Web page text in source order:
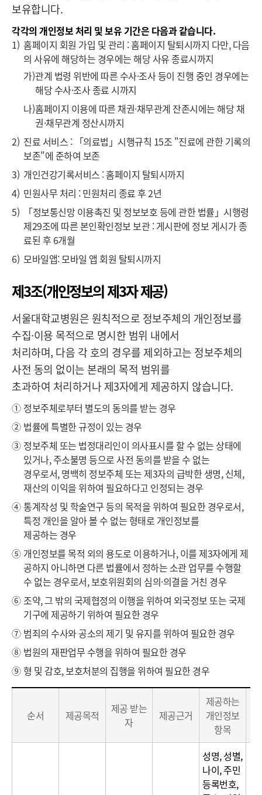
보유합니다.
각각의 개인정보 처리 및 보유 기간은 다음과 같습니다.
1) 홈페이지 회원 가입 및 관리 : 홈페이지 탈퇴시까지 다만, 다음
의 사유에 해당하는 경우에는 해당 사유 종료시까지
가)관계 법령 위반에 따른 수사·조사 등이 진행 중인 경우에는
해당 수사·조사 종료 시까지
나)홈페이지 이용에 따른 채권·채무관계 잔존시에는 해당 채
권·채무관계 정산시까지
2) 진료 서비스 : 「의료법」시행규칙 15조 "진료에 관한 기록의
보존"에 준하여 보존
3) 개인건강기록서비스 : 홈페이지 탈퇴시까지
4) 민원사무 처리 : 민원처리 종료 후 2년
5)
「정보통신망 이용촉진 및 정보보호 등에 관한 법률」시행령
제29조에 따른 본인확인정보 보관 : 게시판에 정보 게시가 종
료된 후 6개월
6) 모바일앱: 모바일 앱 회원 탈퇴시까지
제3조(개인정보의 제3자 제공)
서울대학교병원은 원칙적으로 정보주체의 개인정보를
수집·이용 목적으로 명시한 범위 내에서
처리하며, 다음 각 호의 경우를 제외하고는 정보주체의
사전 동의 없이는 본래의 목적 범위를
초과하여 처리하거나 제3자에게 제공하지 않습니다.
① 정보주체로부터 별도의 동의를 받는 경우
② 법률에 특별한 규정이 있는 경우
③ 정보주체 또는 법정대리인이 의사표시를 할 수 없는 상태에
있거나, 주소불명 등으로 사전 동의를 받을 수 없는
경우로서, 명백히 정보주체 또는 제3자의 급박한 생명, 신체,
재산의 이익을 위하여 필요하다고 인정되는 경우
④통계작성 및 학술연구 등의 목적을 위하여 필요한 경우로서,
특정 개인을 알아 볼 수 없는 형태로 개인정보를
제공하는 경우
⑤ 개인정보를 목적 외의 용도로 이용하거나, 이를 제3자에게 제
공하지 아니하면 다른 법률에서 정하는 소관 업무를 수행할
수 없는 경우로서, 보호위원회의 심의·의결을 거친 경우
⑥조약, 그 밖의 국제협정의 이행을 위하여 외국정보 또는 국제
기구에 제공하기 위하여 필요한 경우
⑦ 범죄의 수사와 공소의 제기 및 유지를 위하여 필요한 경우
⑧ 법원의 재판업무 수행을 위하여 필요한 경우
⑨형 및 감호, 보호처분의 집행을 위하여 필요한 경우
순서 제공목적
제공 받는
자
제공근거
제공하는
개인정보
항목
성명, 성별,
나이, 주민
등록번호,